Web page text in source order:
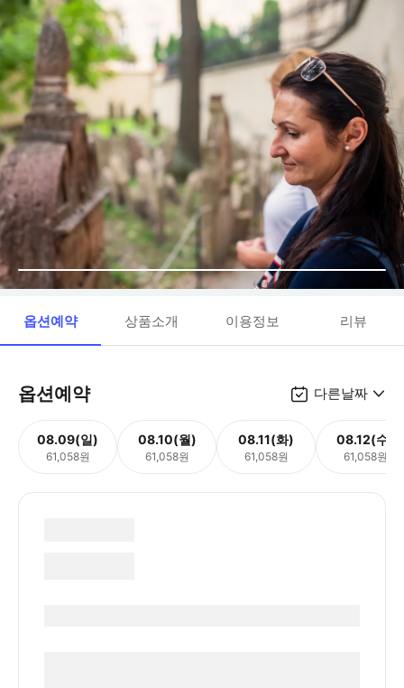
옵션예약 상품소개 이용정보 리뷰
옵션예약 다른날짜
08.09(일)
61,058원
08.10(월)
61,058원
08.11(화)
61,058원
08.12(수)
61,058원